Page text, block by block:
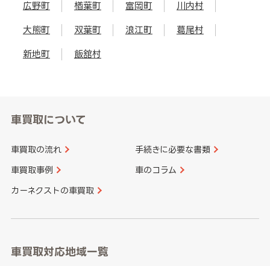
広野町 楢葉町 富岡町 川内村
大熊町 双葉町 浪江町 葛尾村
新地町 飯舘村
車買取について
車買取の流れ 手続きに必要な書類
車買取事例 車のコラム
カーネクストの車買取
車買取対応地域一覧